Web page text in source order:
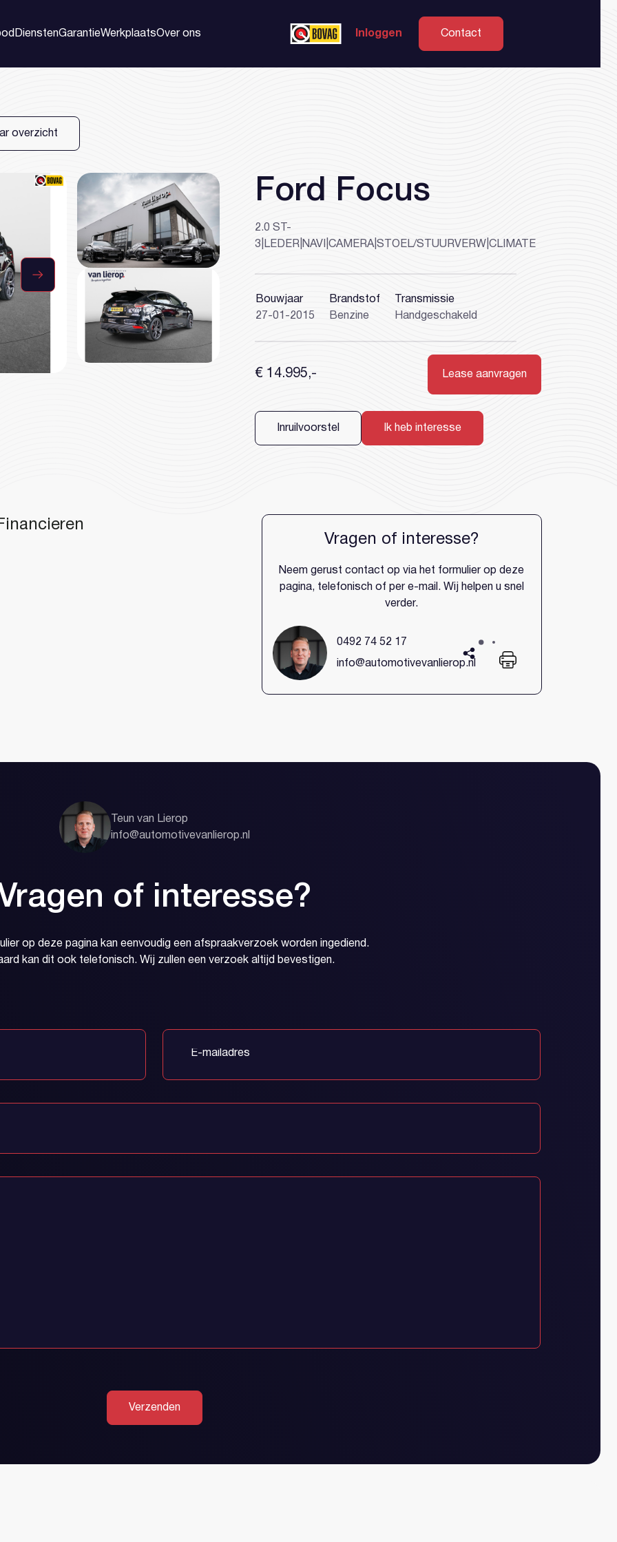
Heeft u al een account?
Wachtwoord vergeten?
Account aanmaken
Heeft u al een account?
DienstenGarantieWerkplaatsOver ons Inloggen Contact
Garantie
Werkplaats
Over ons
overzicht
Ford Focus
2.0 ST-
3|LEDER|NAVI|CAMERA|STOEL/STUURVERW|CLIMATE
Bouwjaar
27-01-2015
Brandstof
Benzine
Transmissie
Handgeschakeld
€ 14.995,- Lease aanvragen
Inruilvoorstel Ik heb interesse
Vragen of interesse?
Neem gerust contact op via het formulier op deze
pagina, telefonisch of per e-mail. Wij helpen u snel
verder.
0492 74 52 17
info@automotivevanlierop.nl
Teun van Lierop
info@automotivevanlierop.nl
of interesse?
op deze pagina kan eenvoudig een afspraakverzoek worden ingediend.
kan dit ook telefonisch. Wij zullen een verzoek altijd bevestigen.
Verzenden